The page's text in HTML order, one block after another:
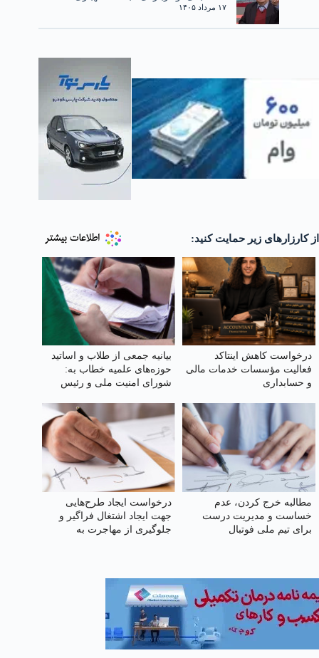
۱۷ مرداد ۱۴۰۵
از کارزارهای زیر حمایت کنید:
درخواست کاهش اینتاکد
فعالیت مؤسسات خدمات مالی
و حسابداری
بیانیه جمعی از طلاب و اساتید
حوزه‌های علمیه خطاب به:
شورای امنیت ملی و رئیس
پزشکیان
مطالبه خرج کردن، عدم
خساست و مدیریت درست
برای تیم ملی فوتبال
درخواست ایجاد طرح‌هایی
جهت ایجاد اشتغال فراگیر و
جلوگیری از مهاجرت به